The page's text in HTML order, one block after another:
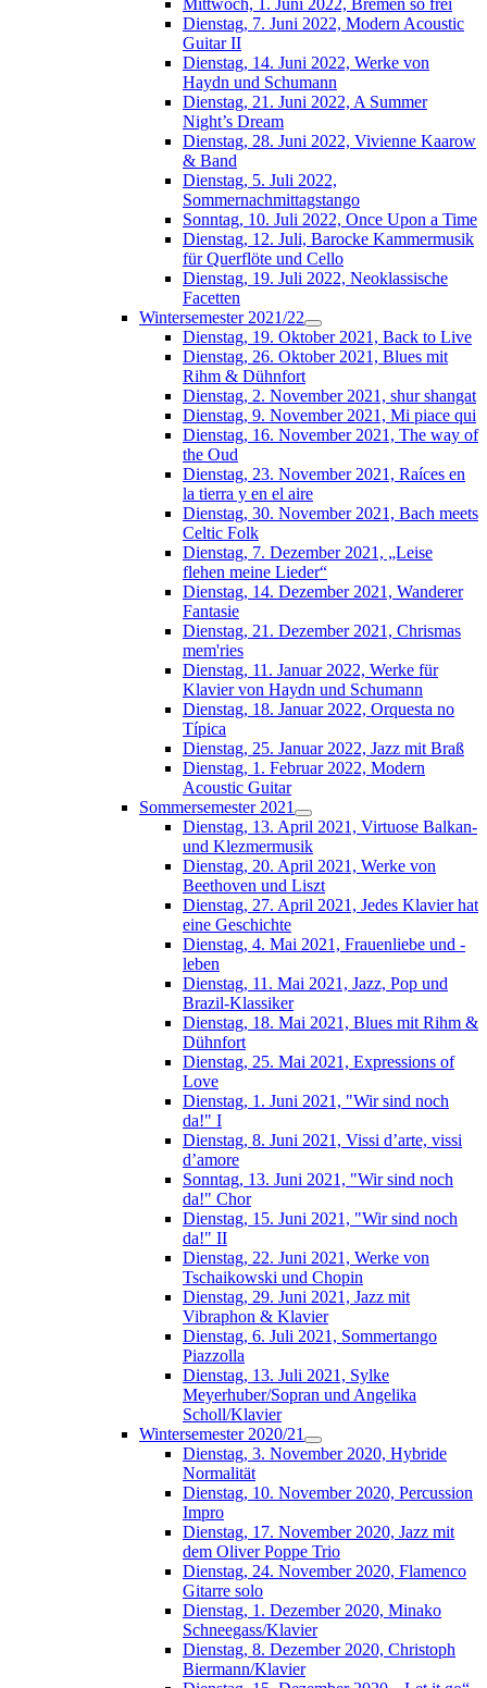
Dienstag, 7. Juni 2022, Modern Acoustic
Guitar II
Dienstag, 14. Juni 2022, Werke von
Haydn und Schumann
Dienstag, 21. Juni 2022, A Summer
Night’s Dream
Dienstag, 28. Juni 2022, Vivienne Kaarow
& Band
Dienstag, 5. Juli 2022,
Sommernachmittagstango
Sonntag, 10. Juli 2022, Once Upon a Time
Dienstag, 12. Juli, Barocke Kammermusik
für Querflöte und Cello
Dienstag, 19. Juli 2022, Neoklassische
Facetten
Wintersemester 2021/22
Dienstag, 19. Oktober 2021, Back to Live
Dienstag, 26. Oktober 2021, Blues mit
Rihm & Dühnfort
Dienstag, 2. November 2021, shur shangat
Dienstag, 9. November 2021, Mi piace qui
Dienstag, 16. November 2021, The way of
the Oud
Dienstag, 23. November 2021, Raíces en
la tierra y en el aire
Dienstag, 30. November 2021, Bach meets
Celtic Folk
Dienstag, 7. Dezember 2021, „Leise
flehen meine Lieder“
Dienstag, 14. Dezember 2021, Wanderer
Fantasie
Dienstag, 21. Dezember 2021, Chrismas
mem'ries
Dienstag, 11. Januar 2022, Werke für
Klavier von Haydn und Schumann
Dienstag, 18. Januar 2022, Orquesta no
Típica
Dienstag, 25. Januar 2022, Jazz mit Braß
Dienstag, 1. Februar 2022, Modern
Acoustic Guitar
Sommersemester 2021
Dienstag, 13. April 2021, Virtuose Balkan-
und Klezmermusik
Dienstag, 20. April 2021, Werke von
Beethoven und Liszt
Dienstag, 27. April 2021, Jedes Klavier hat
eine Geschichte
Dienstag, 4. Mai 2021, Frauenliebe und -
leben
Dienstag, 11. Mai 2021, Jazz, Pop und
Brazil-Klassiker
Dienstag, 18. Mai 2021, Blues mit Rihm &
Dühnfort
Dienstag, 25. Mai 2021, Expressions of
Love
Dienstag, 1. Juni 2021, "Wir sind noch
da!" I
Dienstag, 8. Juni 2021, Vissi d’arte, vissi
d’amore
Sonntag, 13. Juni 2021, "Wir sind noch
da!" Chor
Dienstag, 15. Juni 2021, "Wir sind noch
da!" II
Dienstag, 22. Juni 2021, Werke von
Tschaikowski und Chopin
Dienstag, 29. Juni 2021, Jazz mit
Vibraphon & Klavier
Dienstag, 6. Juli 2021, Sommertango
Piazzolla
Dienstag, 13. Juli 2021, Sylke
Meyerhuber/Sopran und Angelika
Scholl/Klavier
Wintersemester 2020/21
Dienstag, 3. November 2020, Hybride
Normalität
Dienstag, 10. November 2020, Percussion
Impro
Dienstag, 17. November 2020, Jazz mit
dem Oliver Poppe Trio
Dienstag, 24. November 2020, Flamenco
Gitarre solo
Dienstag, 1. Dezember 2020, Minako
Schneegass/Klavier
Dienstag, 8. Dezember 2020, Christoph
Biermann/Klavier